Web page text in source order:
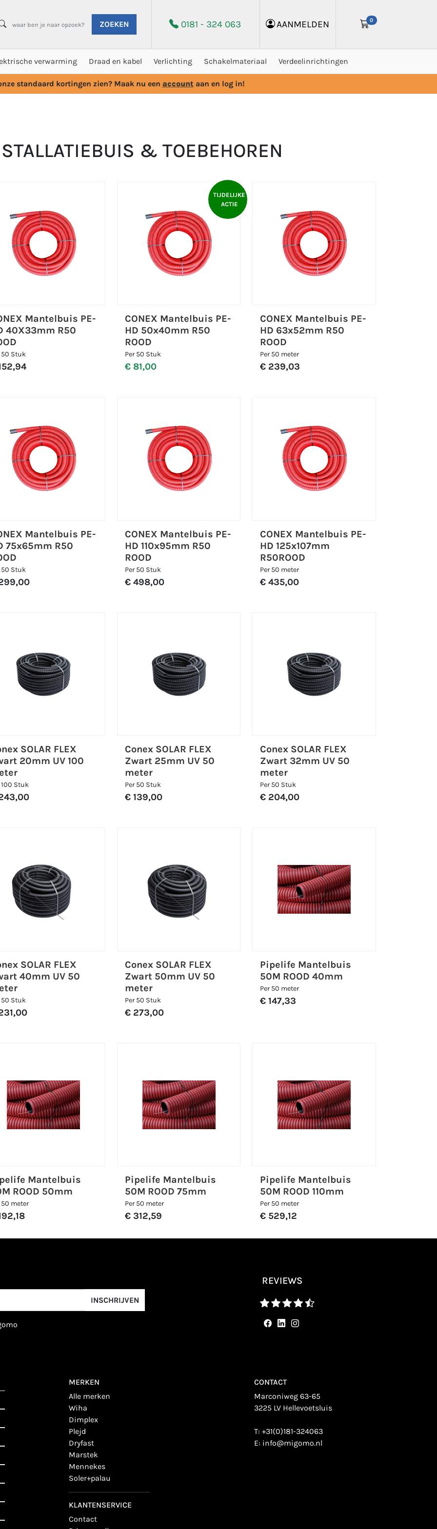
ZOEKEN 0181 - 324 063 AANMELDEN 0
verwarming Draad en kabel Verlichting Schakelmateriaal Verdeelinrichtingen
standaard kortingen zien? Maak nu een account aan en log in!
& TOEBEHOREN
Mantelbuis PE-
40X33mm R50
50 Stuk
TIJDELIJKE
ACTIE
CONEX Mantelbuis PE-
HD 50x40mm R50
ROOD
Per 50 Stuk
€ 81,00
CONEX Mantelbuis PE-
HD 63x52mm R50
ROOD
Per 50 meter
€ 239,03
Mantelbuis PE-
75x65mm R50
50 Stuk
CONEX Mantelbuis PE-
HD 110x95mm R50
ROOD
Per 50 Stuk
€ 498,00
CONEX Mantelbuis PE-
HD 125x107mm
R50ROOD
Per 50 meter
€ 435,00
SOLAR FLEX
20mm UV 100
100 Stuk
Conex SOLAR FLEX
Zwart 25mm UV 50
meter
Per 50 Stuk
€ 139,00
Conex SOLAR FLEX
Zwart 32mm UV 50
meter
Per 50 Stuk
€ 204,00
SOLAR FLEX
40mm UV 50
50 Stuk
Conex SOLAR FLEX
Zwart 50mm UV 50
meter
Per 50 Stuk
€ 273,00
Pipelife Mantelbuis
50M ROOD 40mm
Per 50 meter
€ 147,33
Mantelbuis
ROOD 50mm
50 meter
Pipelife Mantelbuis
50M ROOD 75mm
Per 50 meter
€ 312,59
Pipelife Mantelbuis
50M ROOD 110mm
Per 50 meter
€ 529,12
INSCHRIJVEN
REVIEWS
MERKEN
alle merken
wiha
dimplex
plejd
dryfast
marstek
mennekes
soler+palau
KLANTENSERVICE
contact
CONTACT
Marconiweg 63-65
3225 LV Hellevoetsluis
T:+31(0)181-324063
E: info@migomo.nl